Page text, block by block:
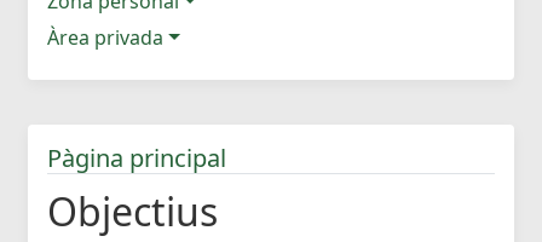
Àrea privada
Pàgina principal
Objectius